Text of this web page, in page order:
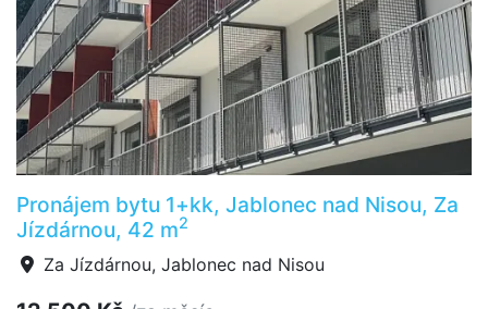
Pronájem bytu 1+kk, Jablonec nad Nisou, Za
Jízdárnou, 42 m2
Za Jízdárnou, Jablonec nad Nisou